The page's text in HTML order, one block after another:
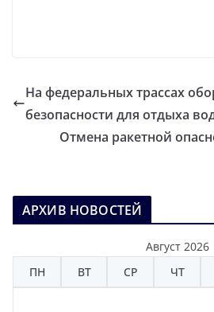
На федеральных трассах
безопасности для отдыха
Отмена ракетной
АРХИВ НОВОСТЕЙ
Август 2026
ПН
ВТ СР ЧТ